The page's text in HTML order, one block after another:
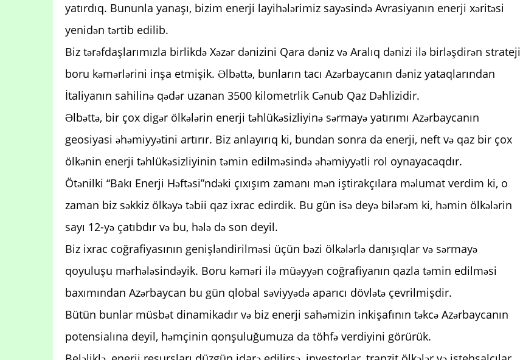
yatırdıq. Bununla yanaşı, bizim enerji layihələrimiz sayəsində Avrasiyanın enerji xəritəsi
yenidən tərtib edilib.
Biz tərəfdaşlarımızla birlikdə Xəzər dənizini Qara dəniz və Aralıq dənizi ilə birləşdirən strateji
boru kəmərlərini inşa etmişik. Əlbəttə, bunların tacı Azərbaycanın dəniz yataqlarından
İtaliyanın sahilinə qədər uzanan 3500 kilometrlik Cənub Qaz Dəhlizidir.
Əlbəttə, bir çox digər ölkələrin enerji təhlükəsizliyinə sərmayə yatırımı Azərbaycanın
geosiyasi əhəmiyyətini artırır. Biz anlayırıq ki, bundan sonra da enerji, neft və qaz bir çox
ölkənin enerji təhlükəsizliyinin təmin edilməsində əhəmiyyətli rol oynayacaqdır.
Ötənilki “Bakı Enerji Həftəsi”ndəki çıxışım zamanı mən iştirakçılara məlumat verdim ki, o
zaman biz səkkiz ölkəyə təbii qaz ixrac edirdik. Bu gün isə deyə bilərəm ki, həmin ölkələrin
sayı 12-yə çatıbdır və bu, hələ də son deyil.
Biz ixrac coğrafiyasının genişləndirilməsi üçün bəzi ölkələrlə danışıqlar və sərmayə
qoyuluşu mərhələsindəyik. Boru kəməri ilə müəyyən coğrafiyanın qazla təmin edilməsi
baxımından Azərbaycan bu gün qlobal səviyyədə aparıcı dövlətə çevrilmişdir.
Bütün bunlar müsbət dinamikadır və biz enerji sahəmizin inkişafının təkcə Azərbaycanın
potensialına deyil, həmçinin qonşuluğumuza da töhfə verdiyini görürük.